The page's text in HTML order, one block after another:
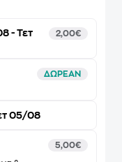
- Τετ
2,00€
ΔΩΡΕΑΝ
05/08
5,00€